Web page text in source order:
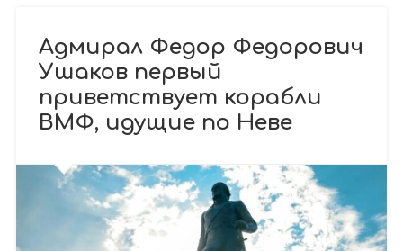
Адмирал Федор Федорович
Ушаков первый
приветствует корабли
ВМФ, идущие по Неве